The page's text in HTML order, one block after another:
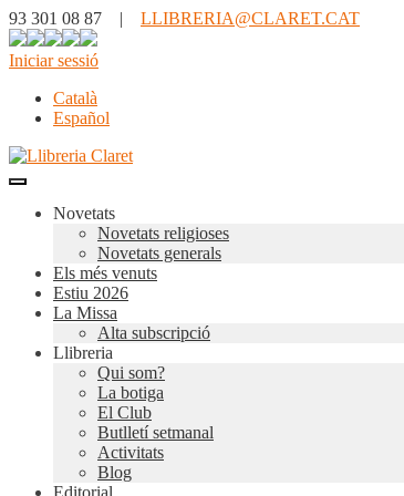
93 301 08 87 | LLIBRERIA@CLARET.CAT
Iniciar sessió
Català
Español
Novetats
Novetats religioses
Novetats generals
Els més venuts
Estiu 2026
La Missa
Alta subscripció
Llibreria
Qui som?
La botiga
El Club
Butlletí setmanal
Activitats
Blog
Editorial